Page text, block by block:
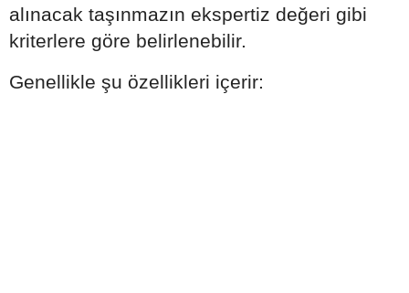
alınacak taşınmazın ekspertiz değeri gibi
kriterlere göre belirlenebilir.
Genellikle şu özellikleri içerir: